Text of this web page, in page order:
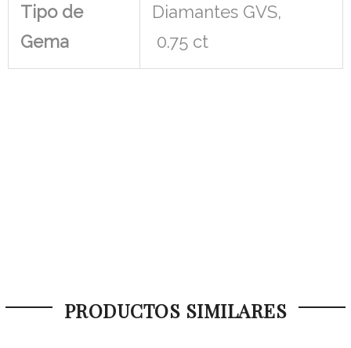
Tipo de
Gema
Diamantes GVS,
0.75 ct
PRODUCTOS SIMILARES